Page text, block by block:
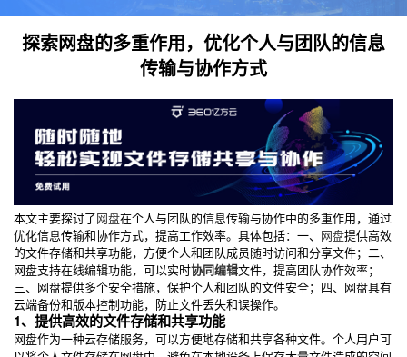
探索网盘的多重作用，优化个人与团队的信息
传输与协作方式
本文主要探讨了网盘在个人与团队的信息传输与协作中的多重作用，通过
优化信息传输和协作方式，提高工作效率。具体包括：一、 网盘提供高效
的文件存储和共享功能，方便个人和团队成员随时访问和分享文件；二、
网盘支持在线编辑功能，可以实时协同编辑文件，提高团队协作效率；
三、网盘提供多个安全措施，保护个人和团队的文件安全；四、网盘具有
云端备份和版本控制功能，防止文件丢失和误操作。
1、提供高效的文件存储和共享功能
网盘作为一种云存储服务，可以方便地存储和共享各种文件。个人用户可